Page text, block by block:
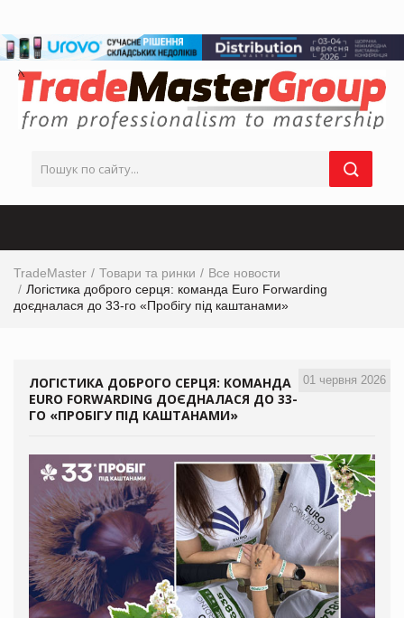
TradeMaster Товари та ринки
Все новости
Логістика доброго серця: команда Euro Forwarding
доєдналася до 33-го «Пробігу під каштанами»
01 червня 2026
ЛОГІСТИКА ДОБРОГО СЕРЦЯ: КОМАНДА
EURO FORWARDING ДОЄДНАЛАСЯ ДО 33-
ГО «ПРОБІГУ ПІД КАШТАНАМИ»